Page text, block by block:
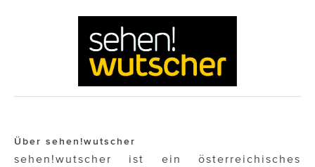
Über sehen!wutscher
sehen!wutscher ist ein österreichisches